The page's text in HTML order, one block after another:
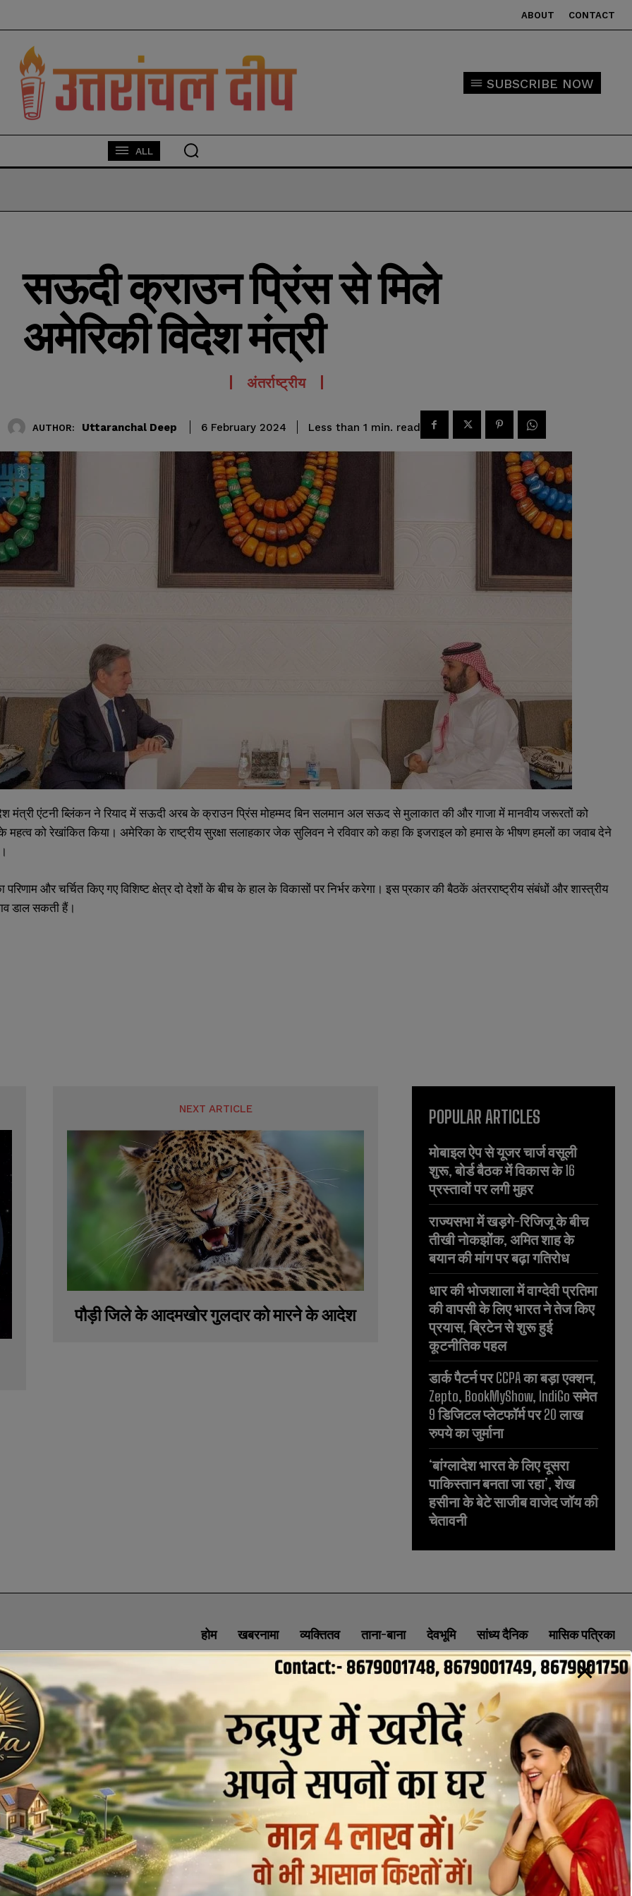
ABOUT CONTACT
SUBSCRIBE NOW
ALL
सऊदी क्राउन प्रिंस से मिले
अमेरिकी विदेश मंत्री
अंतर्राष्ट्रीय
AUTHOR: Uttaranchal Deep 6 February 2024 Less than 1 min. read
मंत्री एंटनी ब्लिंकन ने रियाद में सऊदी अरब के क्राउन प्रिंस मोहम्मद बिन सलमान अल सऊद से मुलाकात की और गाजा में मानवीय जरूरतों को
महत्व को रेखांकित किया। अमेरिका के राष्ट्रीय सुरक्षा सलाहकार जेक सुलिवन ने रविवार को कहा कि इजराइल को हमास के भीषण हमलों का जवाब देने
और चर्चित किए गए विशिष्ट क्षेत्र दो देशों के बीच के हाल के विकासों पर निर्भर करेगा। इस प्रकार की बैठकें अंतरराष्ट्रीय संबंधों और शास्त्रीय
डाल सकती हैं।
NEXT ARTICLE
पौड़ी जिले के आदमखोर गुलदार को मारने के आदेश
POPULAR ARTICLES
मोबाइल ऐप से यूजर चार्ज वसूली
शुरू, बोर्ड बैठक में विकास के 16
प्रस्तावों पर लगी मुहर
राज्यसभा में खड़गे-रिजिजू के बीच
तीखी नोकझोंक, अमित शाह के
बयान की मांग पर बढ़ा गतिरोध
धार की भोजशाला में वाग्देवी प्रतिमा
की वापसी के लिए भारत ने तेज किए
प्रयास, ब्रिटेन से शुरू हुई
कूटनीतिक पहल
डार्क पैटर्न पर CCPA का बड़ा एक्शन,
Zepto, BookMyShow, IndiGo समेत
9 डिजिटल प्लेटफॉर्म पर 20 लाख
रुपये का जुर्माना
‘बांग्लादेश भारत के लिए दूसरा
पाकिस्तान बनता जा रहा’, शेख
हसीना के बेटे साजीब वाजेद जॉय की
चेतावनी
होम खबरनामा व्यक्तितव ताना-बाना देवभूमि सांध्य दैनिक मासिक पत्रिका
ABOUT CONTACT PRIVACY POLICY NEWSLETTER
SOCIAL MEDIA CONTACT INFORMATION
uttaranchaldeep.news@gmail.com